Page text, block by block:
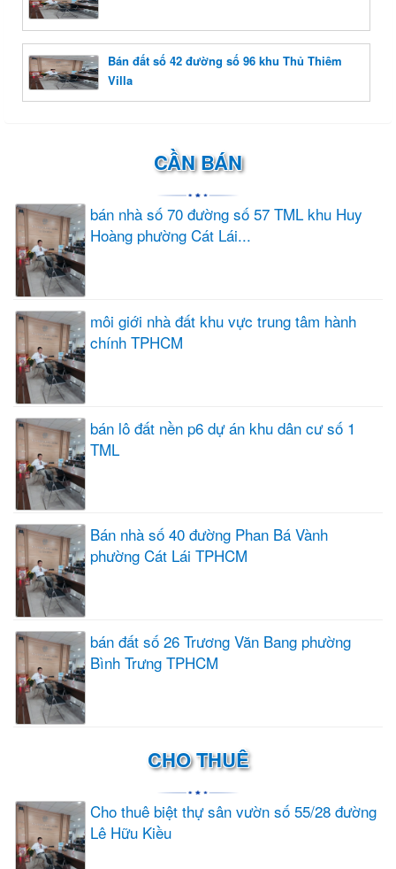
Bán đất số 42 đường số 96 khu Thủ Thiêm
Villa
CẦN BÁN
bán nhà số 70 đường số 57 TML khu Huy
Hoàng phường Cát Lái...
môi giới nhà đất khu vực trung tâm hành
chính TPHCM
bán lô đất nền p6 dự án khu dân cư số 1
TML
Bán nhà số 40 đường Phan Bá Vành
phường Cát Lái TPHCM
bán đất số 26 Trương Văn Bang phường
Bình Trưng TPHCM
CHO THUÊ
Cho thuê biệt thự sân vườn số 55/28 đường
Lê Hữu Kiều